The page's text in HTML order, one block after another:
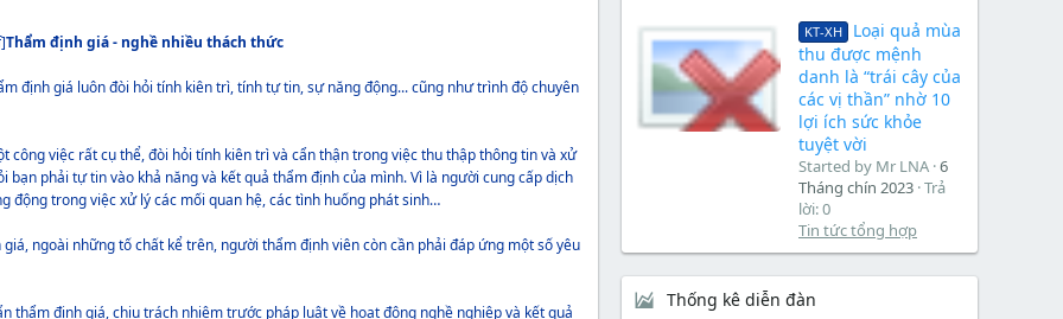
Thẩm định giá - nghề nhiều thách thức
định giá luôn đòi hỏi tính kiên trì, tính tự tin, sự năng động... cũng như trình độ chuyên
công việc rất cụ thể, đòi hỏi tính kiên trì và cẩn thận trong việc thu thập thông tin và xử
bạn phải tự tin vào khả năng và kết quả thẩm định của mình. Vì là người cung cấp dịch
động trong việc xử lý các mối quan hệ, các tình huống phát sinh…
ngoài những tố chất kể trên, người thẩm định viên còn cần phải đáp ứng một số yêu
thẩm định giá, chịu trách nhiệm trước pháp luật về hoạt động nghề nghiệp và kết quả
KT-XH
Loại quả mùa
thu được mệnh
danh là “trái cây của
các vị thần” nhờ 10
lợi ích sức khỏe
tuyệt vời
Started by Mr LNA 6
Tháng chín 2023 Trả
lời: 0
Tin tức tổng hợp
Thống kê diễn đàn